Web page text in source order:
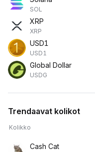
SOL
XRP
XRP
USD1
USD1
Global Dollar
USDG
Trendaavat kolikot
Kolikko
Cash Cat